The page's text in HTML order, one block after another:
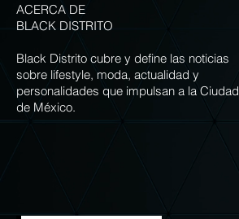
ACERCA DE
BLACK DISTRITO
Black Distrito cubre y define las noticias
sobre lifestyle, moda, actualidad y
personalidades que impulsan a la Ciudad
de México.